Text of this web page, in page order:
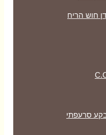
חוש הריח
סרעפתי